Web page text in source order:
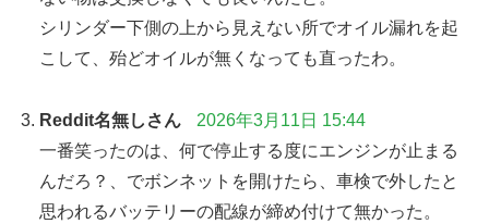
シリンダー下側の上から見えない所でオイル漏れを起
こして、殆どオイルが無くなっても直ったわ。
Reddit名無しさん
2026年3月11日 15:44
一番笑ったのは、何で停止する度にエンジンが止まる
んだろ？、でボンネットを開けたら、車検で外したと
思われるバッテリーの配線が締め付けて無かった。